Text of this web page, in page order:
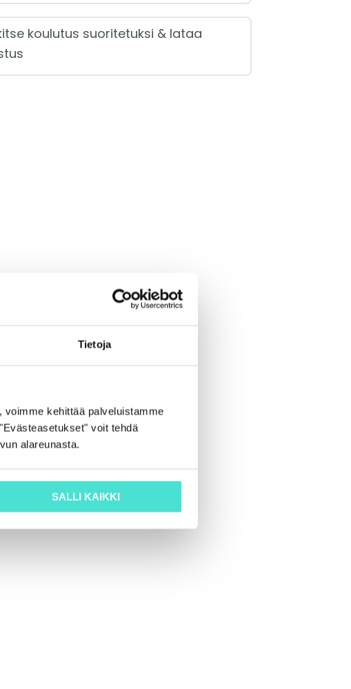
Tietoja
kehittää palveluistamme
voit tehdä
alareunasta.
SALLI KAIKKI
koulutus suoritetuksi & lataa